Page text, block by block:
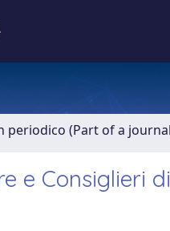
periodico (Part of a
e Consiglieri